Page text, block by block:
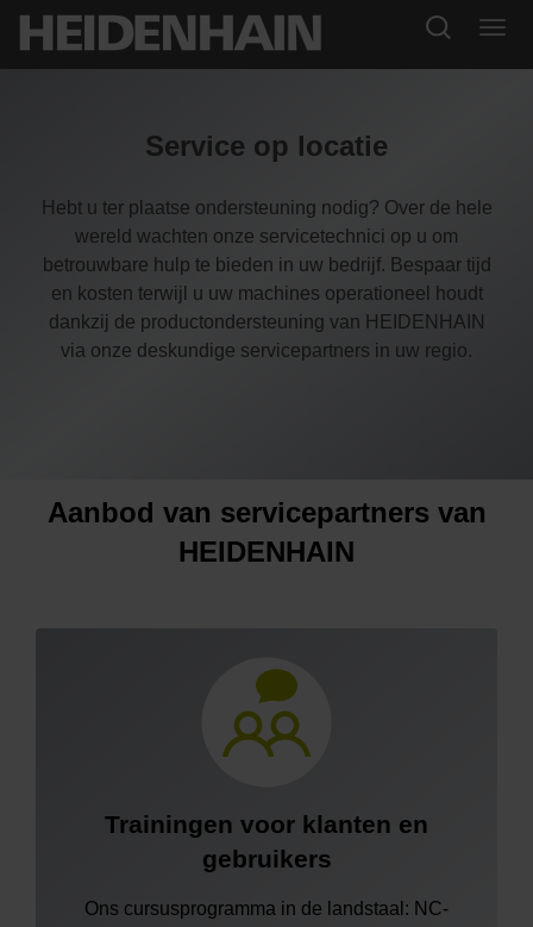
Service op locatie
Hebt u ter plaatse ondersteuning nodig? Over de hele
wereld wachten onze servicetechnici op u om
betrouwbare hulp te bieden in uw bedrijf. Bespaar tijd
en kosten terwijl u uw machines operationeel houdt
dankzij de productondersteuning van HEIDENHAIN
via onze deskundige servicepartners in uw regio.
Aanbod van servicepartners van
HEIDENHAIN
Trainingen voor klanten en
gebruikers
Ons cursusprogramma in de landstaal: NC-